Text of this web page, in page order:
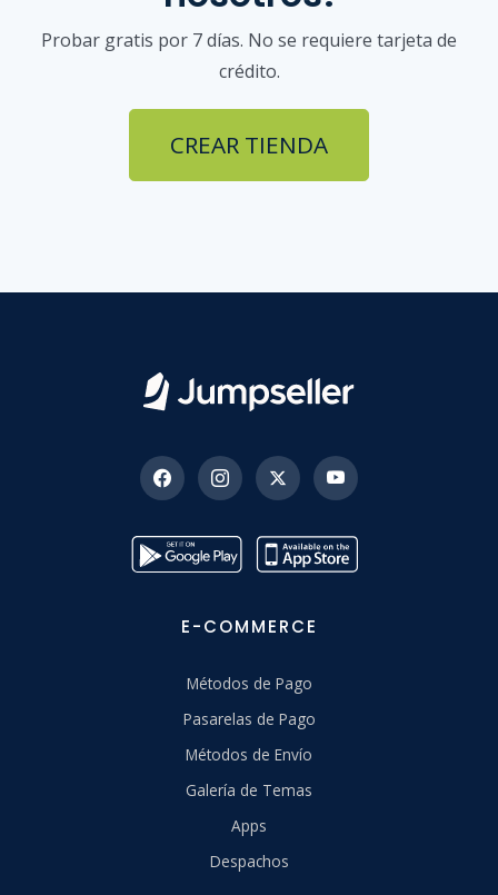
Probar gratis por 7 días. No se requiere tarjeta de
crédito.
CREAR TIENDA
E-COMMERCE
Métodos de Pago
Pasarelas de Pago
Métodos de Envío
Galería de Temas
Apps
Despachos